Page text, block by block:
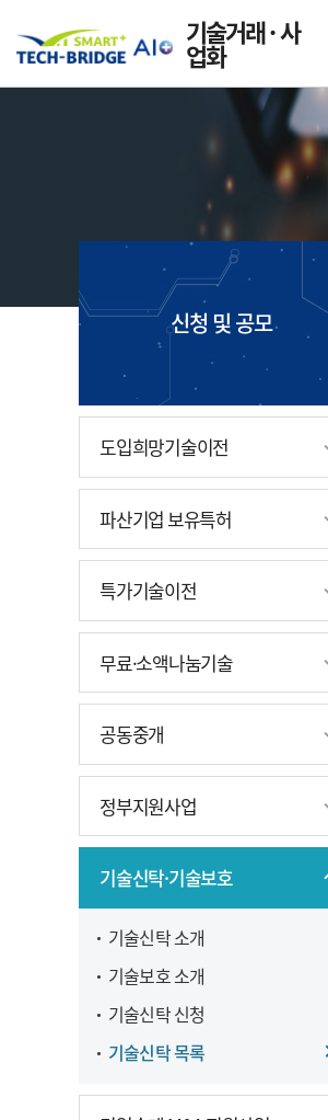
스마트 테크브릿지
기술거래 · 사
업화
사이드 메뉴
신청 및 공모
도입희망기술이전
파산기업 보유특허
특가기술이전
무료·소액나눔기술
공동중개
정부지원사업
기술신탁·기술보호
기술신탁 소개
기술보호 소개
기술신탁 신청
기술신탁 목록